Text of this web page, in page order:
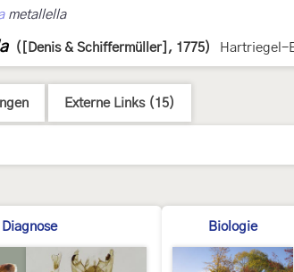
metallella
([Denis & Schiffermüller], 1775) Hartriegel-
Externe Links (15)
Diagnose Biologie